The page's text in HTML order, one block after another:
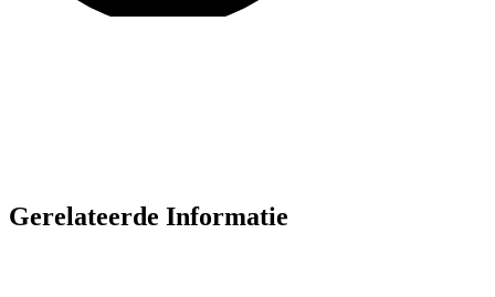
Gerelateerde Informatie